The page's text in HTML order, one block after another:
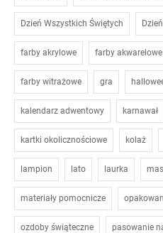
Dzień Wszystkich Świętych
farby akrylowe farby akwarelowe
farby witrażowe gra
kalendarz adwentowy karnawał
kartki okolicznościowe kolaż
lampion lato laurka
materiały pomocnicze
ozdoby świąteczne pasowanie